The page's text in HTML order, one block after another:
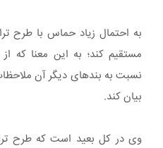
به احتمال زیاد حماس با طرح
مستقیم کند؛ به این معنا که
نسبت به بندهای دیگر آن
بیان کند.
وی در کل بعید است که طرح